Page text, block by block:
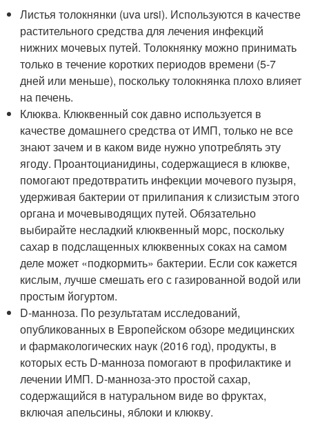
Листья толокнянки (uva ursi). Используются в качестве
растительного средства для лечения инфекций
нижних мочевых путей. Толокнянку можно принимать
только в течение коротких периодов времени (5-7
дней или меньше), поскольку толокнянка плохо влияет
на печень.
Клюква. Клюквенный сок давно используется в
качестве домашнего средства от ИМП, только не все
знают зачем и в каком виде нужно употреблять эту
ягоду. Проантоцианидины, содержащиеся в клюкве,
помогают предотвратить инфекции мочевого пузыря,
удерживая бактерии от прилипания к слизистым этого
органа и мочевыводящих путей. Обязательно
выбирайте несладкий клюквенный морс, поскольку
сахар в подслащенных клюквенных соках на самом
деле может «подкормить» бактерии. Если сок кажется
кислым, лучше смешать его с газированной водой или
простым йогуртом.
D-манноза. По результатам исследований,
опубликованных в Европейском обзоре медицинских
и фармакологических наук (2016 год), продукты, в
которых есть D-манноза помогают в профилактике и
лечении ИМП. D-манноза-это простой сахар,
содержащийся в натуральном виде во фруктах,
включая апельсины, яблоки и клюкву.